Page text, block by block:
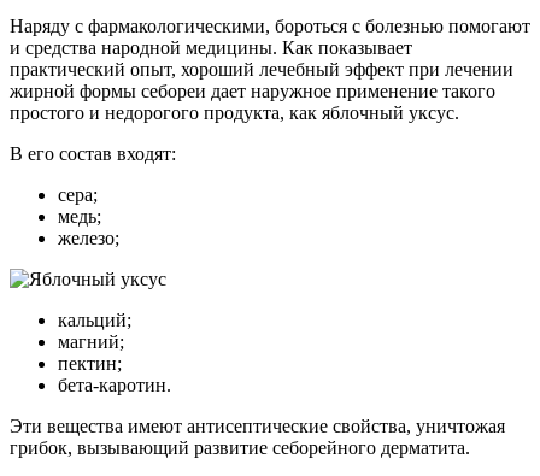
Наряду с фармакологическими, бороться с болезнью помогают
и средства народной медицины. Как показывает
практический опыт, хороший лечебный эффект при лечении
жирной формы себореи дает наружное применение такого
простого и недорогого продукта, как яблочный уксус.
В его состав входят:
сера;
медь;
железо;
кальций;
магний;
пектин;
бета-каротин.
Эти вещества имеют антисептические свойства, уничтожая
грибок, вызывающий развитие себорейного дерматита.